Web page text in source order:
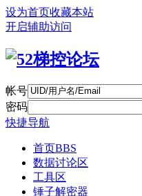
设为首页收藏本站
开启辅助访问
帐号
密码
快捷导航
首页BBS
数据讨论区
工具区
锤子解密器